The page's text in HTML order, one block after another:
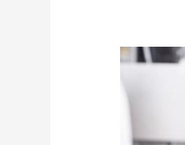
Proyectos
internacional